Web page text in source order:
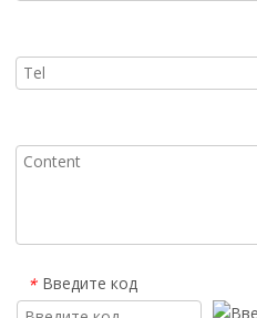
* Введите код